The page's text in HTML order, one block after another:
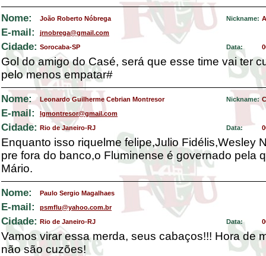
Nome: João Roberto Nóbrega Nickname:
E-mail: jrnobrega@gmail.com
Cidade: Sorocaba-SP Data:
Gol do amigo do Casé, será que esse time vai ter
pelo menos empatar#
Nome: Leonardo Guilherme Cebrian Montresor Nickname:
E-mail: lgmontresor@gmail.com
Cidade: Rio de Janeiro-RJ Data:
Enquanto isso riquelme felipe,Julio Fidélis,Wesley
pre fora do banco,o Fluminense é governado pela
Mário.
Nome: Paulo Sergio Magalhaes
E-mail: psmflu@yahoo.com.br
Cidade: Rio de Janeiro-RJ Data:
Vamos virar essa merda, seus cabaços!!! Hora de
não são cuzões!